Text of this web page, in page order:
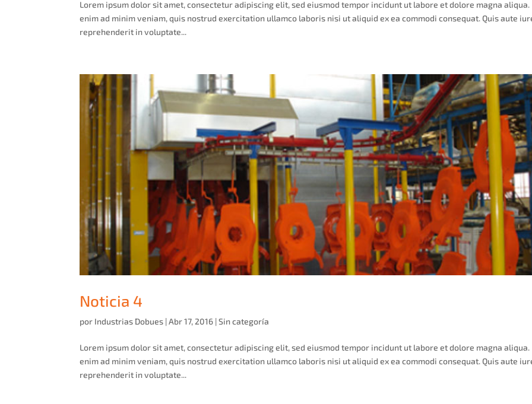
Lorem ipsum dolor sit amet, consectetur adipiscing elit, sed eiusmod tempor incidunt ut labore et dolore magna aliqua.
enim ad minim veniam, quis nostrud exercitation ullamco laboris nisi ut aliquid ex ea commodi consequat. Quis aute
reprehenderit in voluptate...
Noticia 4
por Industrias Dobues |Abr 17, 2016 |Sin categoría
Lorem ipsum dolor sit amet, consectetur adipiscing elit, sed eiusmod tempor incidunt ut labore et dolore magna aliqua.
enim ad minim veniam, quis nostrud exercitation ullamco laboris nisi ut aliquid ex ea commodi consequat. Quis aute
reprehenderit in voluptate...